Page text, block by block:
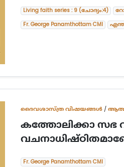
Living faith series : 9 (ചോദ്യം:4)
Fr. George Panamthottam CMI
ദൈവശാസ്ത്ര വിഷയങ്ങള്‍/
കത്തോലിക്കാ സഭ
Fr. George Panamthottam CMI